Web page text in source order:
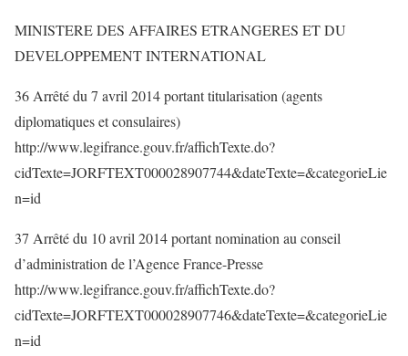
MINISTERE DES AFFAIRES ETRANGERES ET DU
DEVELOPPEMENT INTERNATIONAL
36 Arrêté du 7 avril 2014 portant titularisation (agents
diplomatiques et consulaires)
http://www.legifrance.gouv.fr/affichTexte.do?
cidTexte=JORFTEXT000028907744&dateTexte=&categorieLie
n=id
37 Arrêté du 10 avril 2014 portant nomination au conseil
d’administration de l’Agence France-Presse
http://www.legifrance.gouv.fr/affichTexte.do?
cidTexte=JORFTEXT000028907746&dateTexte=&categorieLie
n=id